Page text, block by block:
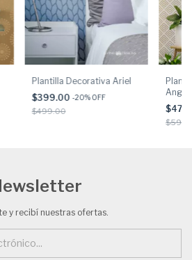
Plantilla Decorativa Ariel
$399.00 -20% OFF
$499.00
y recibí nuestras ofertas.